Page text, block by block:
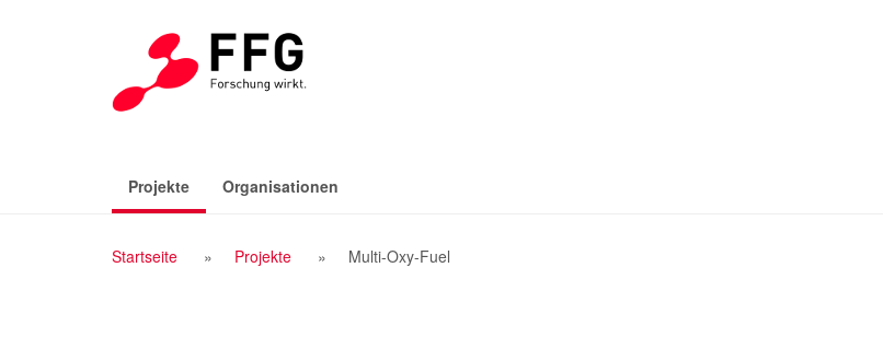
Projekte(aktiv)Organisationen
Breadcrumb
Startseite Projekte Multi-Oxy-Fuel